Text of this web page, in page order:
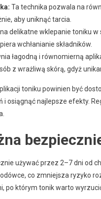
Ta technika pozwala na
aby uniknąć tarcia.
delikatne wklepanie toniku
wchłanianie składników.
łagodną i równomierną
z wrażliwą skórą, gdyż
toniku powinien być
i osiągnąć najlepsze efekty.
używać przez 2–7 dni od
co zmniejsza ryzyko
po którym tonik warto